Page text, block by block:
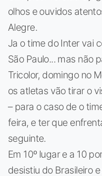
olhos e ouvidos
Alegre.
Ja o time do Inter vai
São Paulo... mas não
Tricolor, domingo no
os atletas vão tirar o
– para o caso de o
feira, e ter que
seguinte.
Em 10º lugar e a 10
desistiu do Brasileiro